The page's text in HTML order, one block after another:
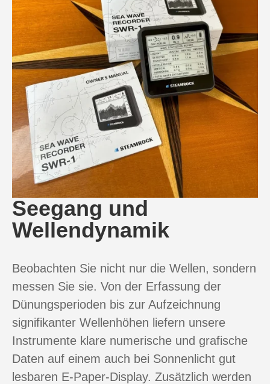
Seegang und
Wellendynamik
Beobachten Sie nicht nur die Wellen, sondern
messen Sie sie. Von der Erfassung der
Dünungsperioden bis zur Aufzeichnung
signifikanter Wellenhöhen liefern unsere
Instrumente klare numerische und grafische
Daten auf einem auch bei Sonnenlicht gut
lesbaren E-Paper-Display. Zusätzlich werden